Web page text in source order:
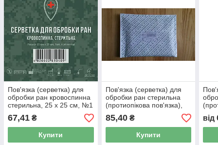
Пов'язка (серветка) для
обробки ран кровоспинна
стерильна, 25 x 25 см, №1
67,41 ₴
Купити
Пов'язка (серветка) для
обробки ран стерильна
(протиопікова пов'язка),
60 x 80 см, №1, з
натурального матеріалу
85,40₴
Купити
40
від